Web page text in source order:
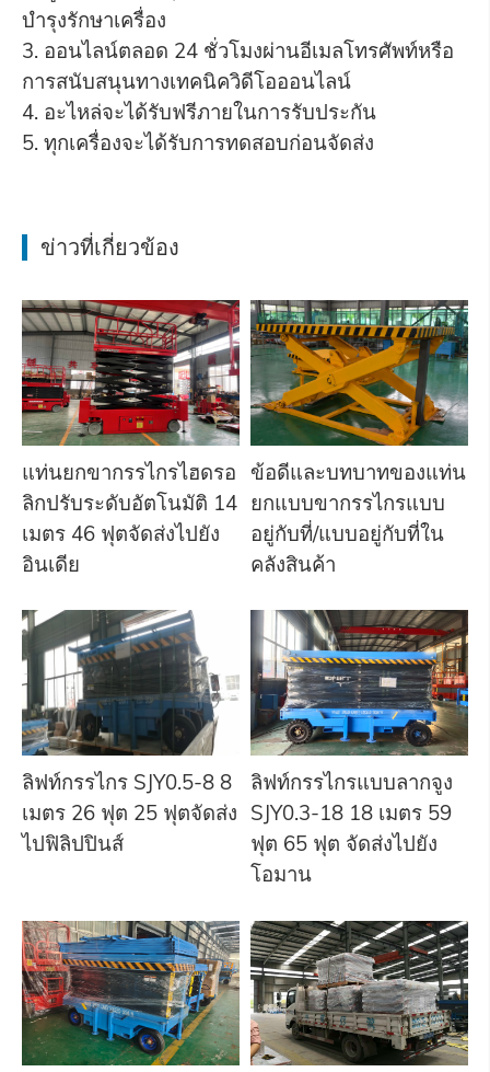
บำรุงรักษาเครื่อง
3. ออนไลน์ตลอด 24 ชั่วโมงผ่านอีเมลโทรศัพท์หรือ
การสนับสนุนทางเทคนิควิดีโอออนไลน์
4. อะไหล่จะได้รับฟรีภายในการรับประกัน
5. ทุกเครื่องจะได้รับการทดสอบก่อนจัดส่ง
ข่าวที่เกี่ยวข้อง
แท่นยกขากรรไกรไฮดรอ
ลิกปรับระดับอัตโนมัติ 14
เมตร 46 ฟุตจัดส่งไปยัง
อินเดีย
ข้อดีและบทบาทของแท่น
ยกแบบขากรรไกรแบบ
อยู่กับที่/แบบอยู่กับที่ใน
คลังสินค้า
ลิฟท์กรรไกร SJY0.5-8 8
เมตร 26 ฟุต 25 ฟุตจัดส่ง
ไปฟิลิปปินส์
ลิฟท์กรรไกรแบบลากจูง
SJY0.3-18 18 เมตร 59
ฟุต 65 ฟุต จัดส่งไปยัง
โอมาน